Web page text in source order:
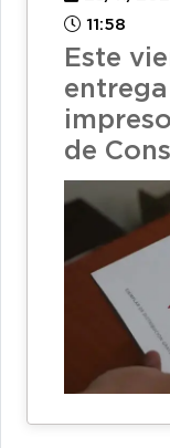
11:58
Este
de